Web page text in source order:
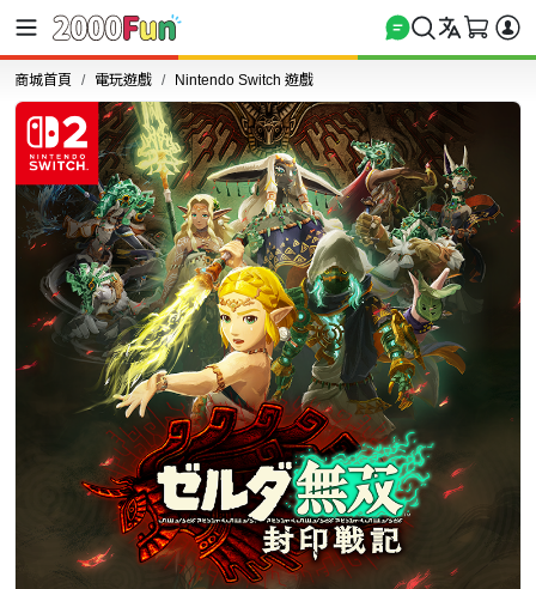
商城首頁 電玩遊戲 Nintendo Switch 遊戲